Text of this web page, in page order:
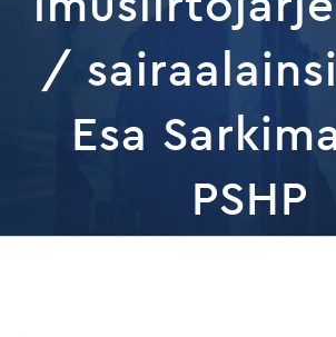
/
Esa
PSHP